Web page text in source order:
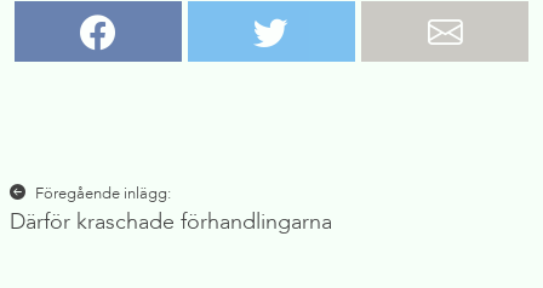
Inläggsnavigering
Föregående inlägg:
Därför kraschade förhandlingarna